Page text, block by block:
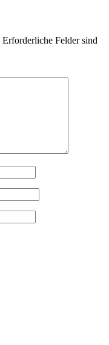
Erforderliche Felder sind